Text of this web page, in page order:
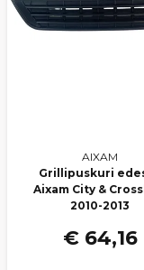
AIXAM
Grillipuskuri
Aixam City &
2010-2013
€ 64,16